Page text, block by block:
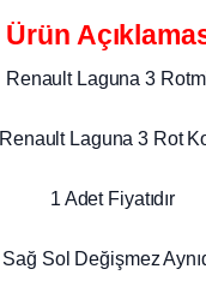
Ürün
Renault Laguna 3
Renault Laguna 3 Rot
1 Adet Fiyatıdır
Sağ Sol Değişmez